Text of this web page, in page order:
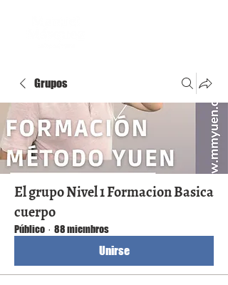
Grupos
El grupo Nivel 1 Formacion Basica
cuerpo
Público · 88 miembros
Unirse